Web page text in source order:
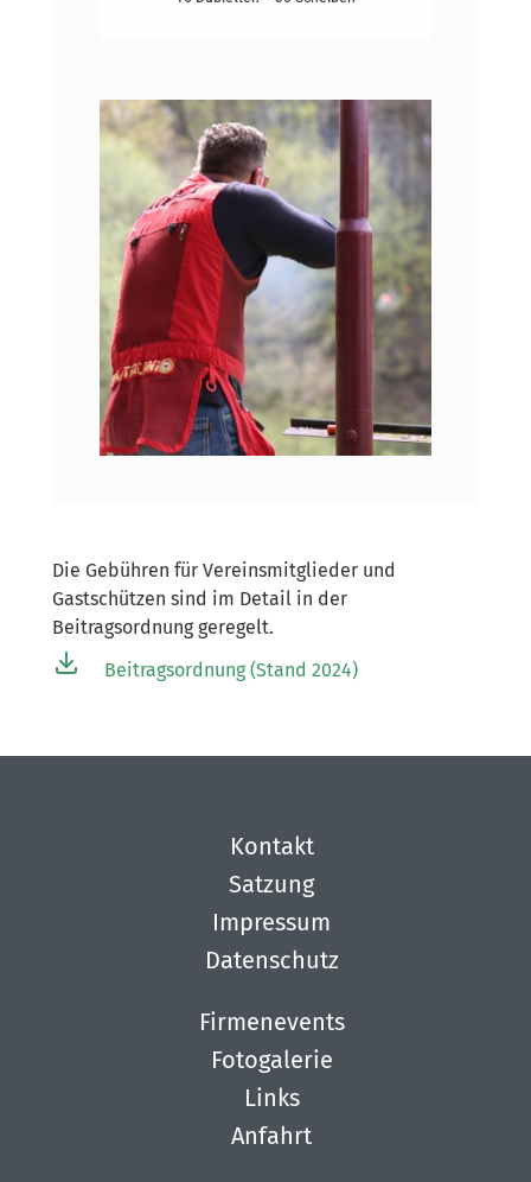
Die Gebühren für Vereinsmitglieder und
Gastschützen sind im Detail in der
Beitragsordnung geregelt.
Beitragsordnung (Stand 2024)
Kontakt
Satzung
Impressum
Datenschutz
Firmenevents
Fotogalerie
Links
Anfahrt